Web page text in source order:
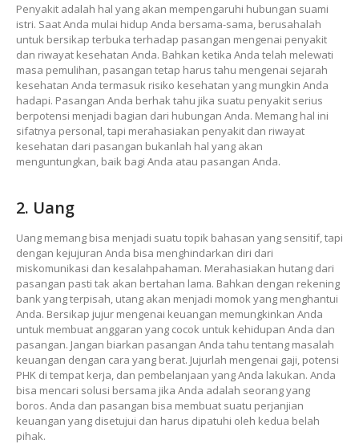
Penyakit adalah hal yang akan mempengaruhi hubungan suami
istri. Saat Anda mulai hidup Anda bersama-sama, berusahalah
untuk bersikap terbuka terhadap pasangan mengenai penyakit
dan riwayat kesehatan Anda. Bahkan ketika Anda telah melewati
masa pemulihan, pasangan tetap harus tahu mengenai sejarah
kesehatan Anda termasuk risiko kesehatan yang mungkin Anda
hadapi. Pasangan Anda berhak tahu jika suatu penyakit serius
berpotensi menjadi bagian dari hubungan Anda. Memang hal ini
sifatnya personal, tapi merahasiakan penyakit dan riwayat
kesehatan dari pasangan bukanlah hal yang akan
menguntungkan, baik bagi Anda atau pasangan Anda.
2. Uang
Uang memang bisa menjadi suatu topik bahasan yang sensitif, tapi
dengan kejujuran Anda bisa menghindarkan diri dari
miskomunikasi dan kesalahpahaman. Merahasiakan hutang dari
pasangan pasti tak akan bertahan lama. Bahkan dengan rekening
bank yang terpisah, utang akan menjadi momok yang menghantui
Anda. Bersikap jujur mengenai keuangan memungkinkan Anda
untuk membuat anggaran yang cocok untuk kehidupan Anda dan
pasangan. Jangan biarkan pasangan Anda tahu tentang masalah
keuangan dengan cara yang berat. Jujurlah mengenai gaji, potensi
PHK di tempat kerja, dan pembelanjaan yang Anda lakukan. Anda
bisa mencari solusi bersama jika Anda adalah seorang yang
boros. Anda dan pasangan bisa membuat suatu perjanjian
keuangan yang disetujui dan harus dipatuhi oleh kedua belah
pihak.